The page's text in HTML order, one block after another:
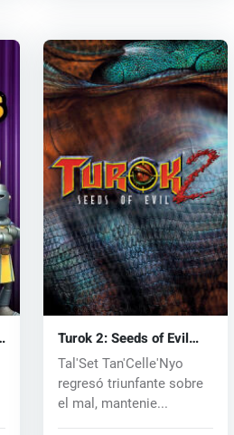
Turok 2: Seeds of Evil
(PC) CD key
Tal'Set Tan'Celle'Nyo
regresó triunfante sobre
el mal, mantenie...